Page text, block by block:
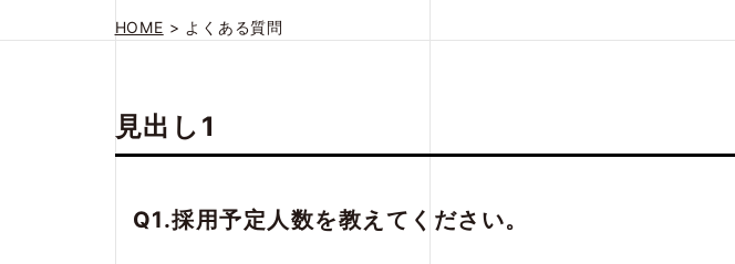
HOME > よくある質問
見出し1
Q1.採用予定人数を教えてください。